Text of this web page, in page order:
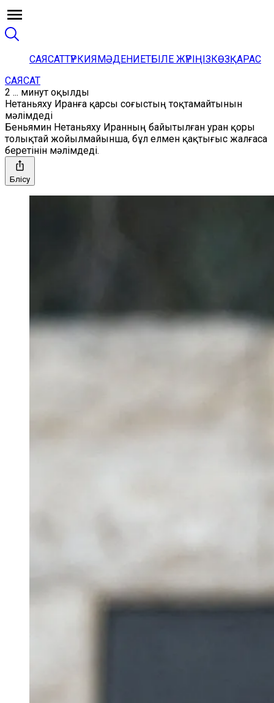
САЯСАТТҮРКИЯМӘДЕНИЕТБІЛЕ ЖҮРІҢІЗКӨЗҚАРАС
САЯСАТ
2 ... минут оқылды
Нетаньяху Иранға қарсы соғыстың тоқтамайтынын
мәлімдеді
Беньямин Нетаньяху Иранның байытылған уран қоры
толықтай жойылмайынша, бұл елмен қақтығыс жалғаса
беретінін мәлімдеді.
Бөлісу